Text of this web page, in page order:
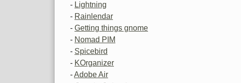
- Lightning
- Rainlendar
- Getting things gnome
- Nomad PIM
- Spicebird
- KOrganizer
-Adobe Air